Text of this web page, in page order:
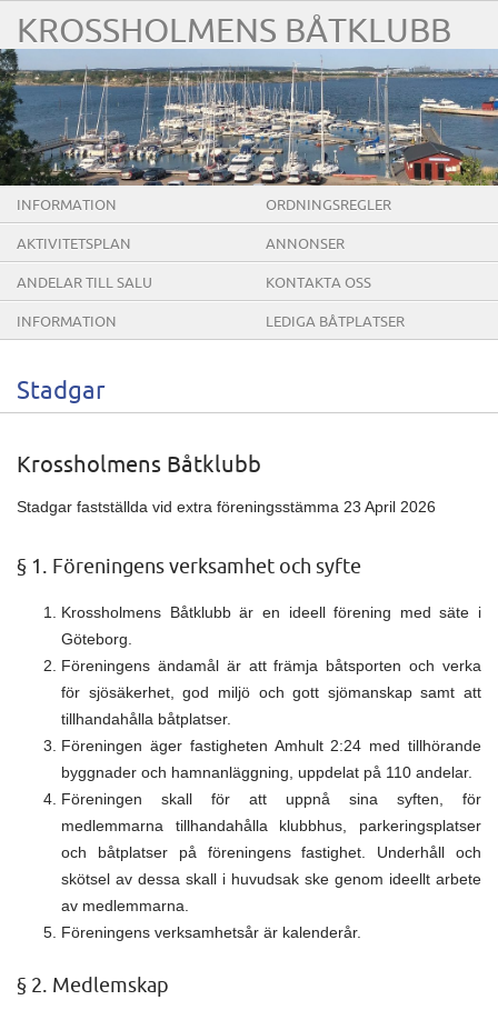
KROSSHOLMENS BÅTKLUBB
INFORMATION ORDNINGSREGLER
AKTIVITETSPLAN ANNONSER
ANDELAR TILL SALU KONTAKTA OSS
INFORMATION LEDIGA BÅTPLATSER
Stadgar
Krossholmens Båtklubb
Stadgar fastställda vid extra föreningsstämma 23 April 2026
§ 1. Föreningens verksamhet och syfte
Krossholmens Båtklubb är en ideell förening med säte i
Göteborg.
Föreningens ändamål är att främja båtsporten och verka
för sjösäkerhet, god miljö och gott sjömanskap samt att
tillhandahålla båtplatser.
Föreningen äger fastigheten Amhult 2:24 med tillhörande
byggnader och hamnanläggning, uppdelat på 110 andelar.
Föreningen skall för att uppnå sina syften, för
medlemmarna tillhandahålla klubbhus, parkeringsplatser
och båtplatser på föreningens fastighet. Underhåll och
skötsel av dessa skall i huvudsak ske genom ideellt arbete
av medlemmarna.
Föreningens verksamhetsår är kalenderår.
§ 2. Medlemskap